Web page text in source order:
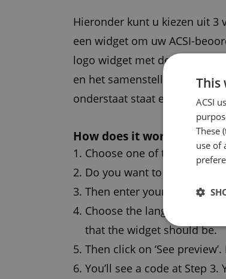
Hieronder kunt u kiezen uit 3
een widget om uw ACSI-
logo widget met de nadruk
en het samenstellen gaat
onderstaat staat een ‘i’.
How does it work?
Choose one of the
Do you want to add a frame
Then enter your campsite
Choose the language you
that the widget should be.
Then click on ‘See
You’ll see a code at Step
This
ACSI
These
use of